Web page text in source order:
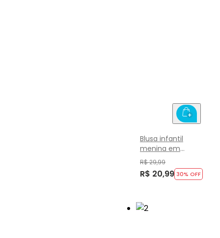
Blusa infantil
menina em
cotton Brandili
R$ 29,99
R$ 20,99 30% OFF